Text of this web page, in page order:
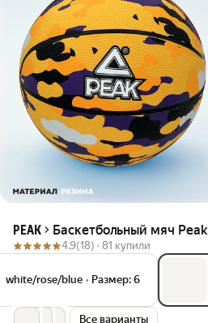
PEAK Баскетбольный мяч Peak
4.9(18) · 81 купили
white/rose/blue • Размер: 6
Все варианты